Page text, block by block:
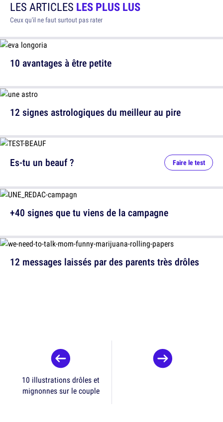
LES ARTICLES LES PLUS LUS
Ceux qu'il ne faut surtout pas rater
10 avantages à être petite
12 signes astrologiques du meilleur au pire
12 messages laissés par des parents très drôles
Es-tu un beauf ? Faire le test
+40 signes que tu viens de la campagne
10 illustrations drôles et
mignonnes sur le couple